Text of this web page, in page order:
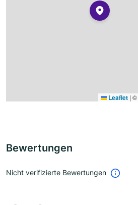
Leaflet | ©
Bewertungen
Nicht verifizierte Bewertungen